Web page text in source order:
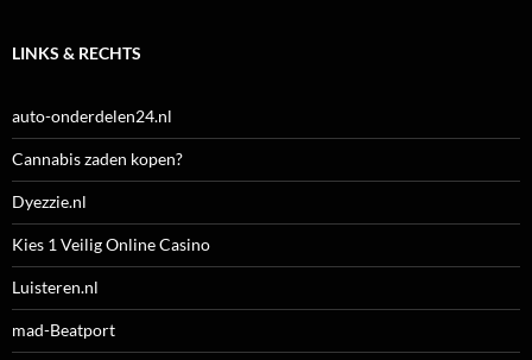
LINKS & RECHTS
auto-onderdelen24.nl
Cannabis zaden kopen?
Dyezzie.nl
Kies 1 Veilig Online Casino
Luisteren.nl
mad-Beatport